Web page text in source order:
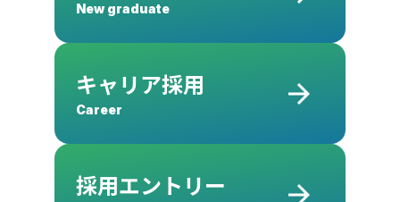
New graduate
キャリア採用
Career
採用エントリー